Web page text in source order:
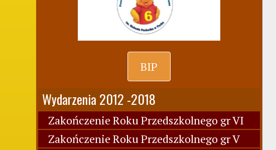
BIP
Wydarzenia 2012 -2018
Zakończenie Roku Przedszkolnego gr VI
Zakończenie Roku Przedszkolnego gr V